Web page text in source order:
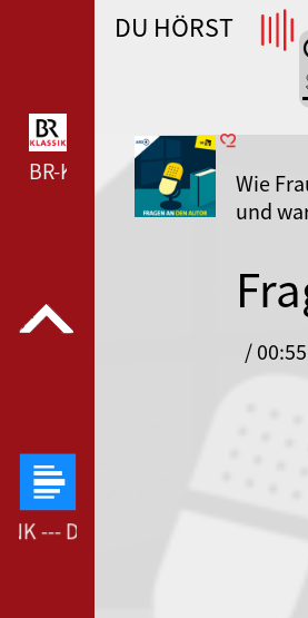
--- DEUTSCHLANDFUNK ---
WDR 4 --- WDR 4 ---
BR-KLASSIK --- BR-KLASSIK ---
DU HÖRST
Wie
und
/